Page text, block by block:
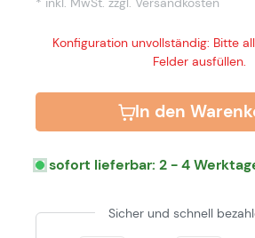
Konfiguration unvollständig: Bitte
Felder ausfüllen.
In den
sofort lieferbar: 2 - 4
Sicher und schnell